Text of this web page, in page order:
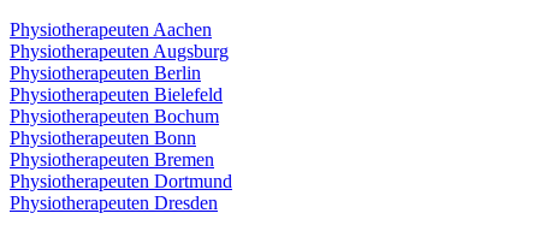
Physiotherapeuten Aachen
Physiotherapeuten Augsburg
Physiotherapeuten Berlin
Physiotherapeuten Bielefeld
Physiotherapeuten Bochum
Physiotherapeuten Bonn
Physiotherapeuten Bremen
Physiotherapeuten Dortmund
Physiotherapeuten Dresden